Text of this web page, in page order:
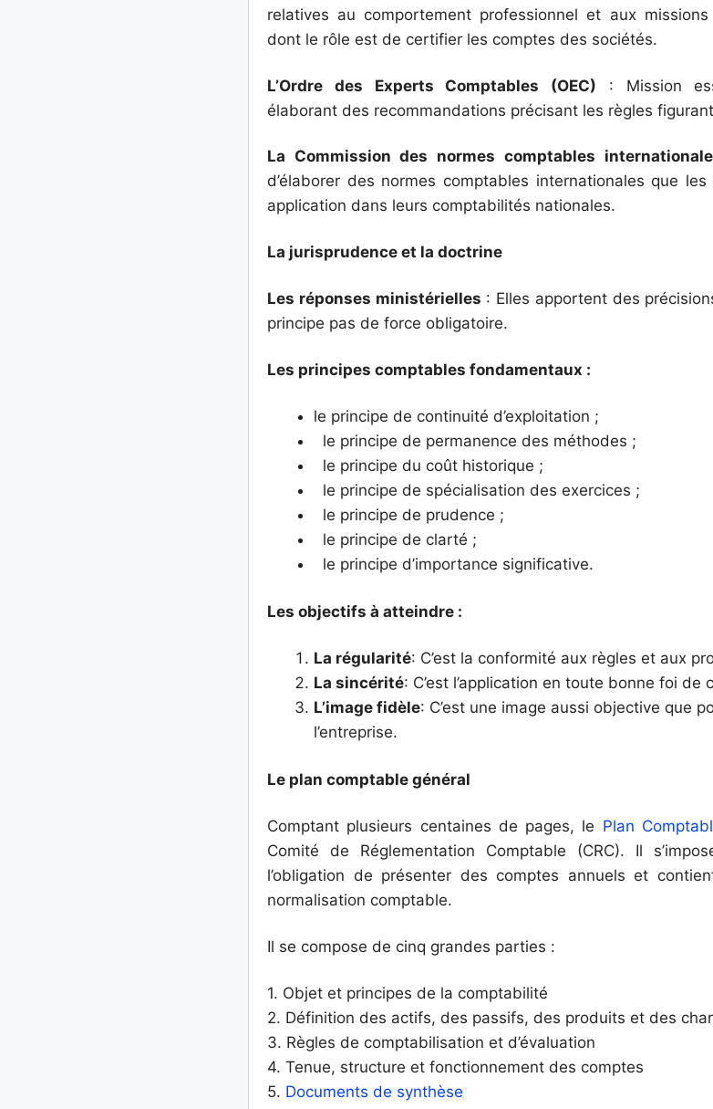
relatives au comportement professionnel et aux
dont le rôle est de certifier les comptes des sociétés.
L’Ordre des Experts Comptables (OEC) : Mission
élaborant des recommandations précisant les règles
La Commission des normes comptables
d’élaborer des normes comptables internationales que
application dans leurs comptabilités nationales.
La jurisprudence et la doctrine
Les réponses ministérielles : Elles apportent des
principe pas de force obligatoire.
Les principes comptables fondamentaux :
le principe de continuité d’exploitation ;
le principe de permanence des méthodes ;
le principe du coût historique ;
le principe de spécialisation des exercices ;
le principe de prudence ;
le principe de clarté ;
le principe d’importance significative.
Les objectifs à atteindre :
La régularité: C’est la conformité aux règles et aux
La sincérité: C’est l’application en toute bonne foi de
L’image fidèle: C’est une image aussi objective que
l’entreprise.
Le plan comptable général
Comptant plusieurs centaines de pages, le Plan
Comité de Réglementation Comptable (CRC). Il
l’obligation de présenter des comptes annuels et
normalisation comptable.
Il se compose de cinq grandes parties :
1. Objet et principes de la comptabilité
2. Définition des actifs, des passifs, des produits et des
3. Règles de comptabilisation et d’évaluation
4. Tenue, structure et fonctionnement des comptes
5. Documents de synthèse